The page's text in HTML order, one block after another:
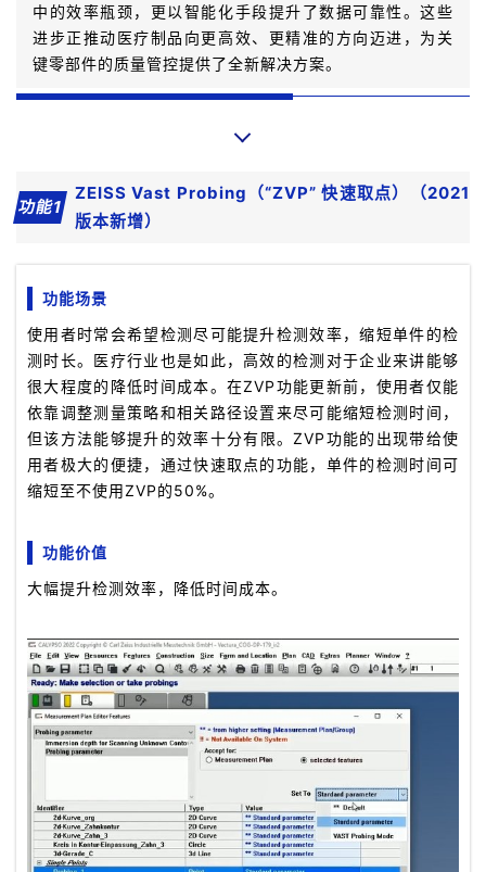
中的效率瓶颈，更以智能化手段提升了数据可靠性。这些
进步正推动医疗制品向更高效、更精准的方向迈进，为关
键零部件的质量管控提供了全新解决方案。
功能1
ZEISS Vast Probing（“ZVP” 快速取点）（2021
版本新增）
功能场景
使用者时常会希望检测尽可能提升检测效率，缩短单件的检
测时长。医疗行业也是如此，高效的检测对于企业来讲能够
很大程度的降低时间成本。在ZVP功能更新前，使用者仅能
依靠调整测量策略和相关路径设置来尽可能缩短检测时间，
但该方法能够提升的效率十分有限。ZVP功能的出现带给使
用者极大的便捷，通过快速取点的功能，单件的检测时间可
缩短至不使用ZVP的50%。
功能价值
大幅提升检测效率，降低时间成本。